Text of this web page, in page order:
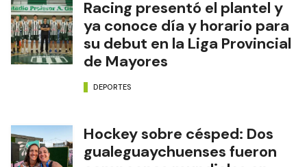
Racing presentó el plantel y
ya conoce día y horario para
su debut en la Liga Provincial
de Mayores
DEPORTES
Hockey sobre césped: Dos
gualeguaychuenses fueron